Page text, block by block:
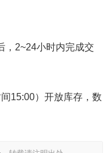
，2~24小时内完成交
15:00）开放库存，数